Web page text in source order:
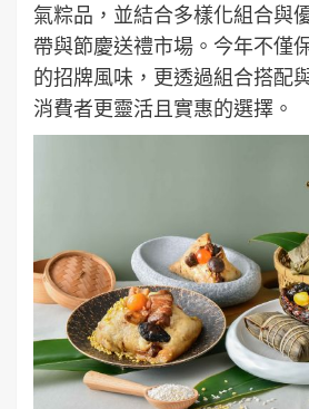
氣粽品，並結合多樣化組合與
帶與節慶送禮市場。今年不僅
的招牌風味，更透過組合搭配
消費者更靈活且實惠的選擇。